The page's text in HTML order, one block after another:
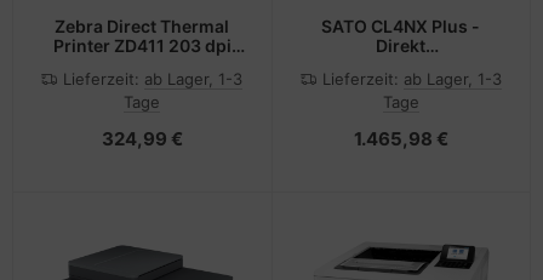
Zebra Direct Thermal
Printer ZD411 203 dpi
Etiketten-/Labeldrucker
-
Lieferzeit: ab Lager, 1-3
Tage
324,99 €
SATO CL4NX Plus -
Direkt
- POS-Drucker - 203 x
203 DPI - 14 ips - 355
µm
Lieferzeit: ab Lager, 1-3
Tage
1.465,98 €